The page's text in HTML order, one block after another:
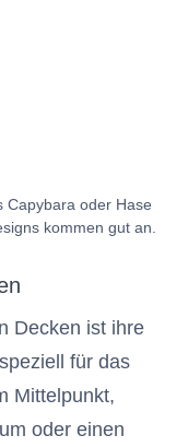
Capybara oder Hase
kommen gut an.
Decken ist ihre
für das
Mittelpunkt,
oder einen